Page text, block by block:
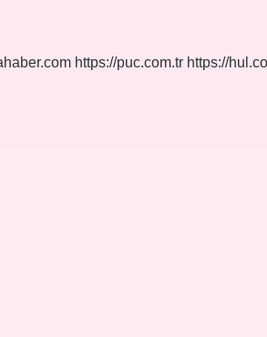
https://puc.com.tr https://